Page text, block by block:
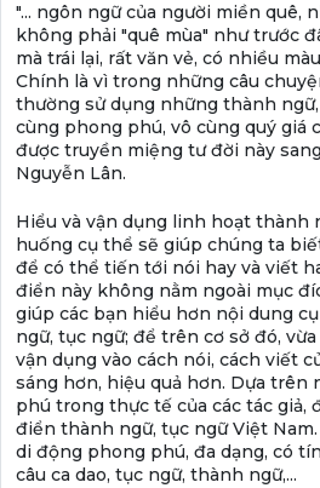
"... ngôn ngữ của người miền quê,
không phải "quê mùa" như trước
mà trái lại, rất văn vẻ, có nhiều
Chính là vì trong những câu
thường sử dụng những thành
cùng phong phú, vô cùng quý giá
được truyền miệng tư đời này
Nguyễn Lân.
Hiểu và vận dụng linh hoạt thành
huống cụ thể sẽ giúp chúng ta
để có thể tiến tới nói hay và viết
điển này không nằm ngoài mục
giúp các bạn hiểu hơn nội dung
ngữ, tục ngữ; để trên cơ sở đó,
vận dụng vào cách nói, cách viết
sáng hơn, hiệu quả hơn. Dựa trên
phú trong thực tế của các tác giả,
điển thành ngữ, tục ngữ Việt
di động phong phú, đa dạng, có
câu ca dao, tục ngữ, thành ngữ,...